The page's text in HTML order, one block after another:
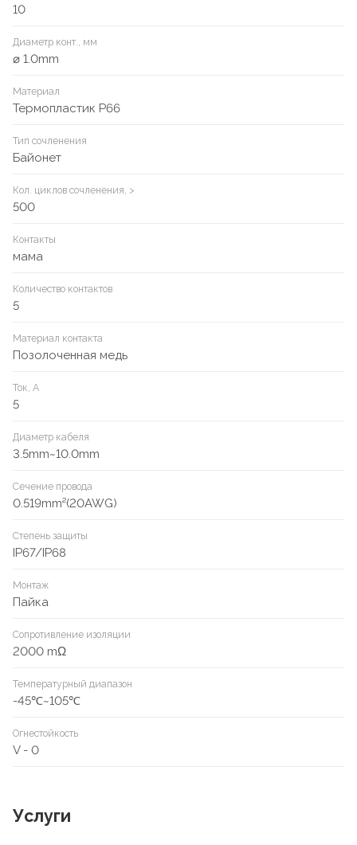
10
Диаметр конт., мм
⌀ 1.0mm
Материал
Термопластик P66
Тип сочленения
Байонет
Кол. циклов сочленения, >
500
Контакты
мама
Количество контактов
5
Материал контакта
Позолоченная медь
Ток, А
5
Диаметр кабеля
3.5mm~10.0mm
Сечение провода
0.519mm²(20AWG)
Степень защиты
IP67/IP68
Монтаж
Пайка
Сопротивление изоляции
2000 mΩ
Температурный диапазон
-45℃~105℃
Огнестойкость
V - 0
Услуги